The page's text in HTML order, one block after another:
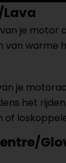
je
je
het